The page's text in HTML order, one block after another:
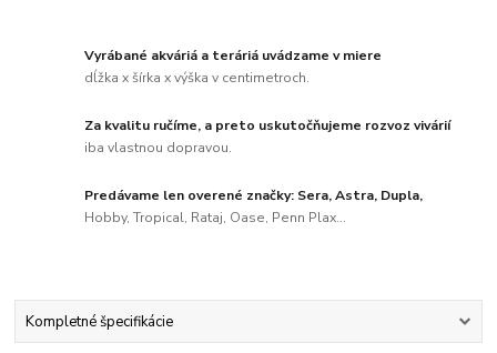
Vyrábané akváriá a teráriá uvádzame v miere
dĺžka x šírka x výška v centimetroch.
Za kvalitu ručíme, a preto uskutočňujeme rozvoz vivárií
iba vlastnou dopravou.
Predávame len overené značky: Sera, Astra, Dupla,
Hobby, Tropical, Rataj, Oase, Penn Plax...
Kompletné špecifikácie